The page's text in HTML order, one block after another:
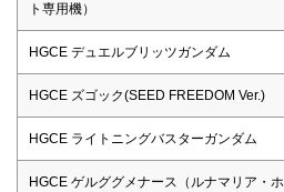
ト専用機）
HGCE デュエルブリッツガンダム
HGCE ズゴック(SEED FREEDOM Ver.)
HGCE ライトニングバスターガンダム
HGCE ゲルググメナース（ルナマリア・